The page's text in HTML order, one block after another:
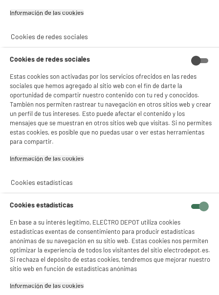
Características adicionales
Repelente al agua y resistente
UV
Compatible con BBQ CARBÓN
VALBERG CH-VAL-KETTLE57
Compatible con BBQ
ELÉCTRICO VALBERG VAL-
Dimensiones del producto
Dimensiones paquete
cm
Nombre del fabricante,
nombre de la empresa o marca
registrada
ELECTRO DEPOT FRANCE
Dirección de envio
1 ROUTE DE VENDEVILLE
Información de las cookies‎
Cookies de redes sociales
Cookies de redes sociales
Estas cookies son activadas por los servicios ofrecidos en las redes
sociales que hemos agregado al sitio web con el fin de darte la
oportunidad de compartir nuestro contenido con tu red y conocidos.
También nos permiten rastrear tu navegación en otros sitios web y crear
un perfil de tus intereses. Esto puede afectar el contenido y los
mensajes que se muestran en otros sitios web que visitas. Si no permites
estas cookies, es posible que no puedas usar o ver estas herramientas
para compartir.
Información de las cookies‎
Cookies estadísticas
Cookies estadísticas
En base a su interés legítimo, ELECTRO DEPOT utiliza cookies
estadísticas exentas de consentimiento para producir estadísticas
anónimas de su navegación en su sitio web. Estas cookies nos permiten
optimizar la experiencia de todos los visitantes del sitio electrodepot.es.
Si rechaza el depósito de estas cookies, tendremos que mejorar nuestro
sitio web en función de estadísticas anónimas
Información de las cookies‎